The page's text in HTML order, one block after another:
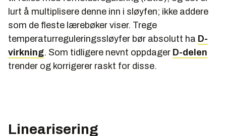
lurt å multiplisere denne inn i sløyfen; ikke addere
som de fleste lærebøker viser. Trege
temperaturreguleringssløyfer bør absolutt ha D-
virkning. Som tidligere nevnt oppdager D-delen
trender og korrigerer raskt for disse.
Linearisering